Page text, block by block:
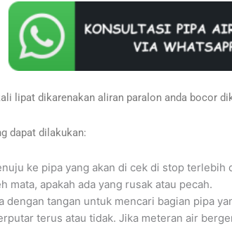
lipat dikarenakan aliran paralon anda bocor
dapat dilakukan:
ke pipa yang akan di cek di stop terlebih
apakah ada yang rusak atau pecah.
tangan untuk mencari bagian pipa
terus atau tidak. Jika meteran air